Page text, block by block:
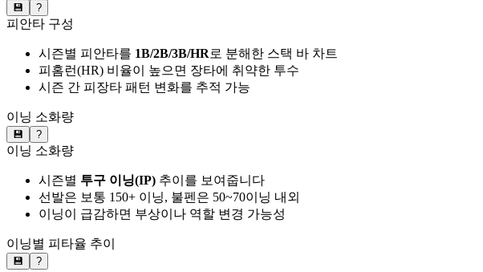
💾 ?
피안타 구성
시즌별 피안타를 1B/2B/3B/HR로 분해한 스택 바 차트
피홈런(HR) 비율이 높으면 장타에 취약한 투수
시즌 간 피장타 패턴 변화를 추적 가능
이닝 소화량
💾 ?
이닝 소화량
시즌별 투구 이닝(IP) 추이를 보여줍니다
선발은 보통 150+ 이닝, 불펜은 50~70이닝 내외
이닝이 급감하면 부상이나 역할 변경 가능성
이닝별 피타율 추이
💾 ?